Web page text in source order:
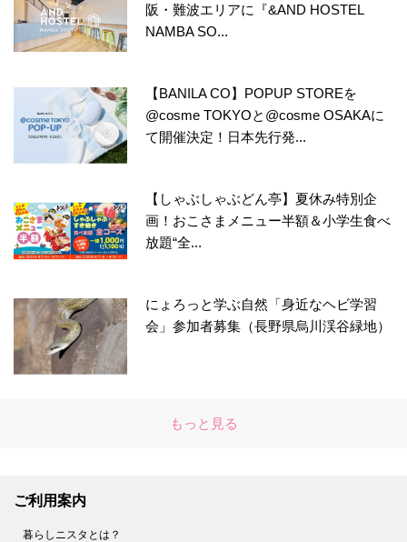
阪・難波エリアに『&AND HOSTEL
NAMBA SO...
【BANILA CO】POPUP STOREを
@cosme TOKYOと@cosme OSAKAに
て開催決定！日本先行発...
【しゃぶしゃぶどん亭】夏休み特別企
画！おこさまメニュー半額＆小学生食べ
放題“全...
にょろっと学ぶ自然「身近なヘビ学習
会」参加者募集（長野県烏川渓谷緑地）
もっと見る
ご利用案内
暮らしニスタとは？